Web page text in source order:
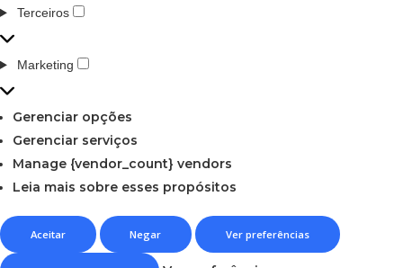
Terceiros
Marketing
Gerenciar opções
Gerenciar serviços
Manage {vendor_count} vendors
Leia mais sobre esses propósitos
Aceitar Negar Ver preferências